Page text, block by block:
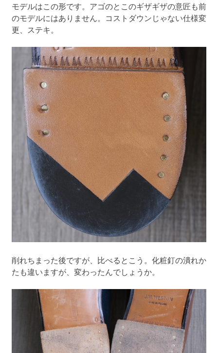
モデルはこの形です。アゴのとこのギザギザの意匠も前
のモデルにはありません。コストダウンじゃない仕様変
更、ステキ。
削れちまった後ですが、比べるとこう。化粧釘の潰れか
たも違いますが、変わったんでしょうか。